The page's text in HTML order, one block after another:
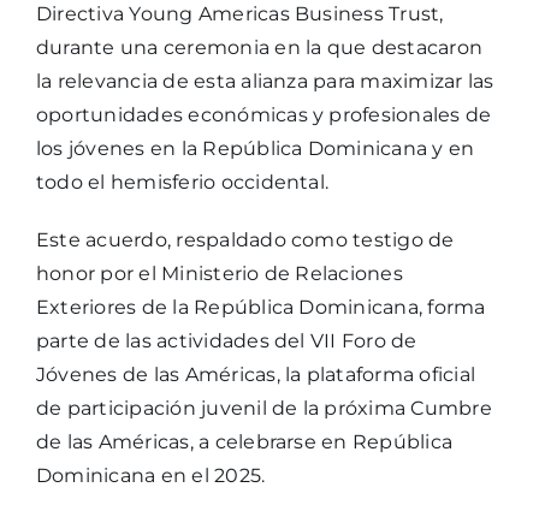
Directiva Young Americas Business Trust,
durante una ceremonia en la que destacaron
la relevancia de esta alianza para maximizar las
oportunidades económicas y profesionales de
los jóvenes en la República Dominicana y en
todo el hemisferio occidental.
Este acuerdo, respaldado como testigo de
honor por el Ministerio de Relaciones
Exteriores de la República Dominicana, forma
parte de las actividades del VII Foro de
Jóvenes de las Américas, la plataforma oficial
de participación juvenil de la próxima Cumbre
de las Américas, a celebrarse en República
Dominicana en el 2025.